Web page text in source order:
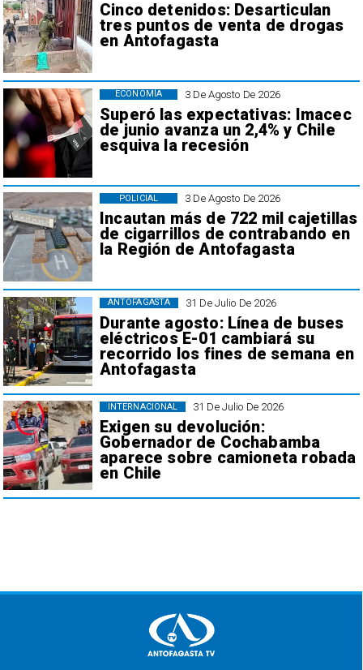
Cinco detenidos: Desarticulan
tres puntos de venta de drogas
en Antofagasta
3 De Agosto De 2026
Superó las expectativas: Imacec
de junio avanza un 2,4% y Chile
esquiva la recesión
ECONOMÍA
3 De Agosto De 2026
Incautan más de 722 mil cajetillas
de cigarrillos de contrabando en
la Región de Antofagasta
POLICIAL
31 De Julio De 2026
Durante agosto: Línea de buses
eléctricos E-01 cambiará su
recorrido los fines de semana en
Antofagasta
ANTOFAGASTA
31 De Julio De 2026
Exigen su devolución:
Gobernador de Cochabamba
aparece sobre camioneta robada
en Chile
INTERNACIONAL